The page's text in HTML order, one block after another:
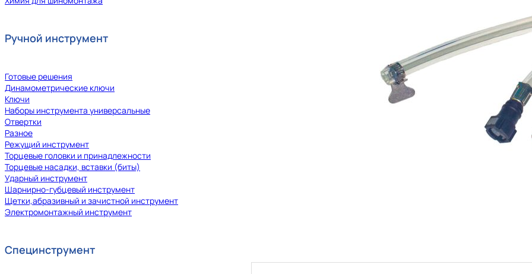
Ручной инструмент
Готовые решения
Динамометрические ключи
Ключи
Наборы инструмента универсальные
Отвертки
Разное
Режущий инструмент
Торцевые головки и принадлежности
Торцевые насадки, вставки (биты)
Ударный инструмент
Шарнирно-губцевый инструмент
Щетки,абразивный и зачистной инструмент
Электромонтажный инструмент
Специнструмент